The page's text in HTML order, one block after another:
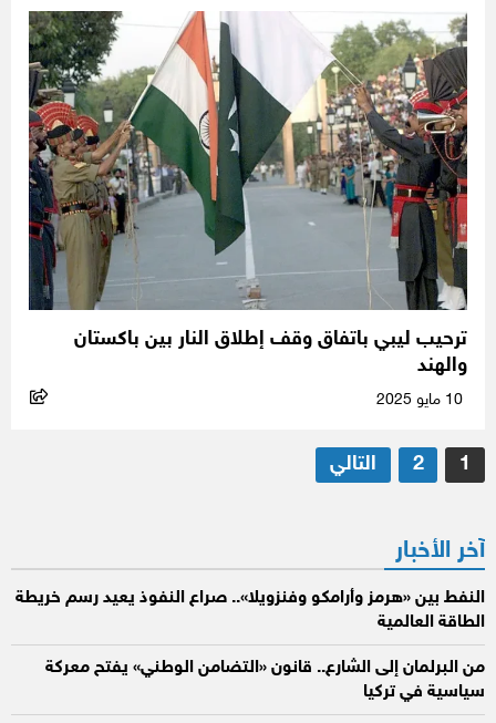
ترحيب ليبي باتفاق وقف إطلاق النار بين باكستان
والهند
تعدد
صفحات
1
2 التالي
آخر الأخبار
النفط بين «هرمز وأرامكو وفنزويلا».. صراع النفوذ يعيد رسم خريطة
الطاقة العالمية
من البرلمان إلى الشارع.. قانون «التضامن الوطني» يفتح معركة
سياسية في تركيا